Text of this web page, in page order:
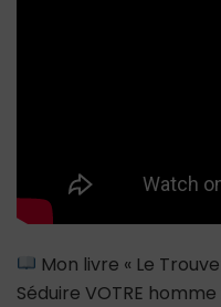
Mon livre « Le
Séduire VOTRE